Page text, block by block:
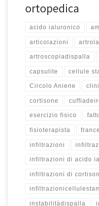
ortopedica
acido ialuronico
articolazioni
artroscopiadispalla
capsulite cellule
Circolo Aniene
cortisone
esercizio fisico
fisioterapista
infiltrazioni
infiltrazioni di acido
infiltrazioni di
instabilitàdispalla